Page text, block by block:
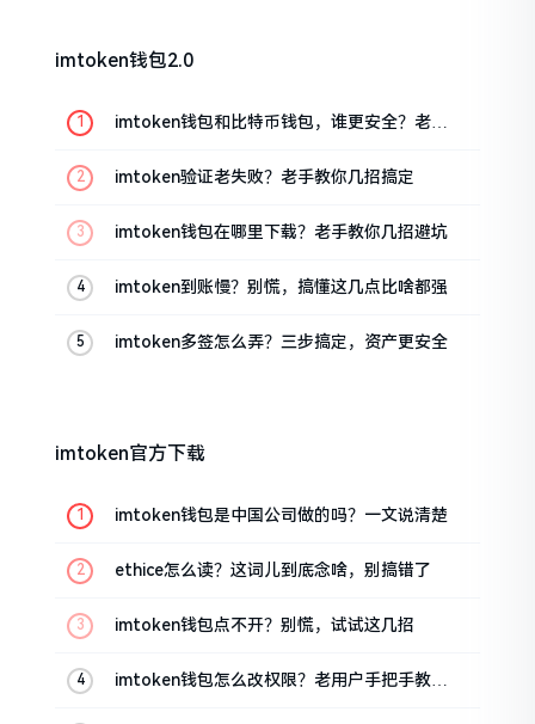
imtoken钱包2.0
imtoken钱包和比特币钱包，谁更安全？老玩
imtoken验证老失败？老手教你几招搞定
imtoken钱包在哪里下载？老手教你几招避坑
imtoken到账慢？别慌，搞懂这几点比啥都强
imtoken多签怎么弄？三步搞定，资产更安全
imtoken官方下载
imtoken钱包是中国公司做的吗？一文说清楚
ethice怎么读？这词儿到底念啥，别搞错了
imtoken钱包点不开？别慌，试试这几招
imtoken钱包怎么改权限？老用户手把手教你